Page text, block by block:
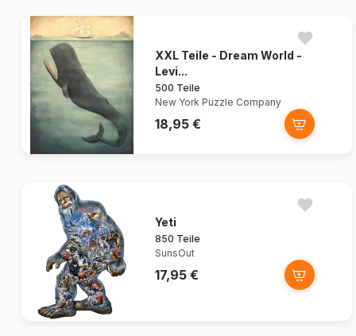
XXL Teile - Dream World -
Levi...
500 Teile
New York Puzzle Company
18,95 €
Yeti
850 Teile
SunsOut
17,95 €